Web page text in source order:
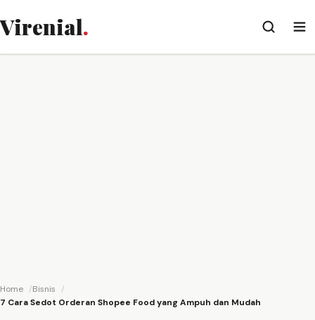
Virenial.
Home
Bisnis
7 Cara Sedot Orderan Shopee Food yang Ampuh dan Mudah